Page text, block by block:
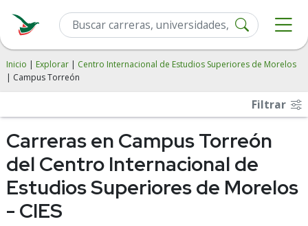
Inicio | Explorar | Centro Internacional de Estudios Superiores de Morelos
| Campus Torreón
Filtrar
Carreras en Campus Torreón
del Centro Internacional de
Estudios Superiores de Morelos
- CIES